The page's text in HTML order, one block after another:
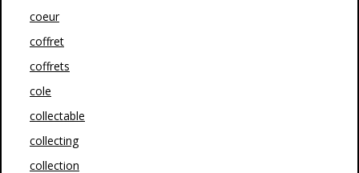
coeur
coffret
coffrets
cole
collectable
collecting
collection